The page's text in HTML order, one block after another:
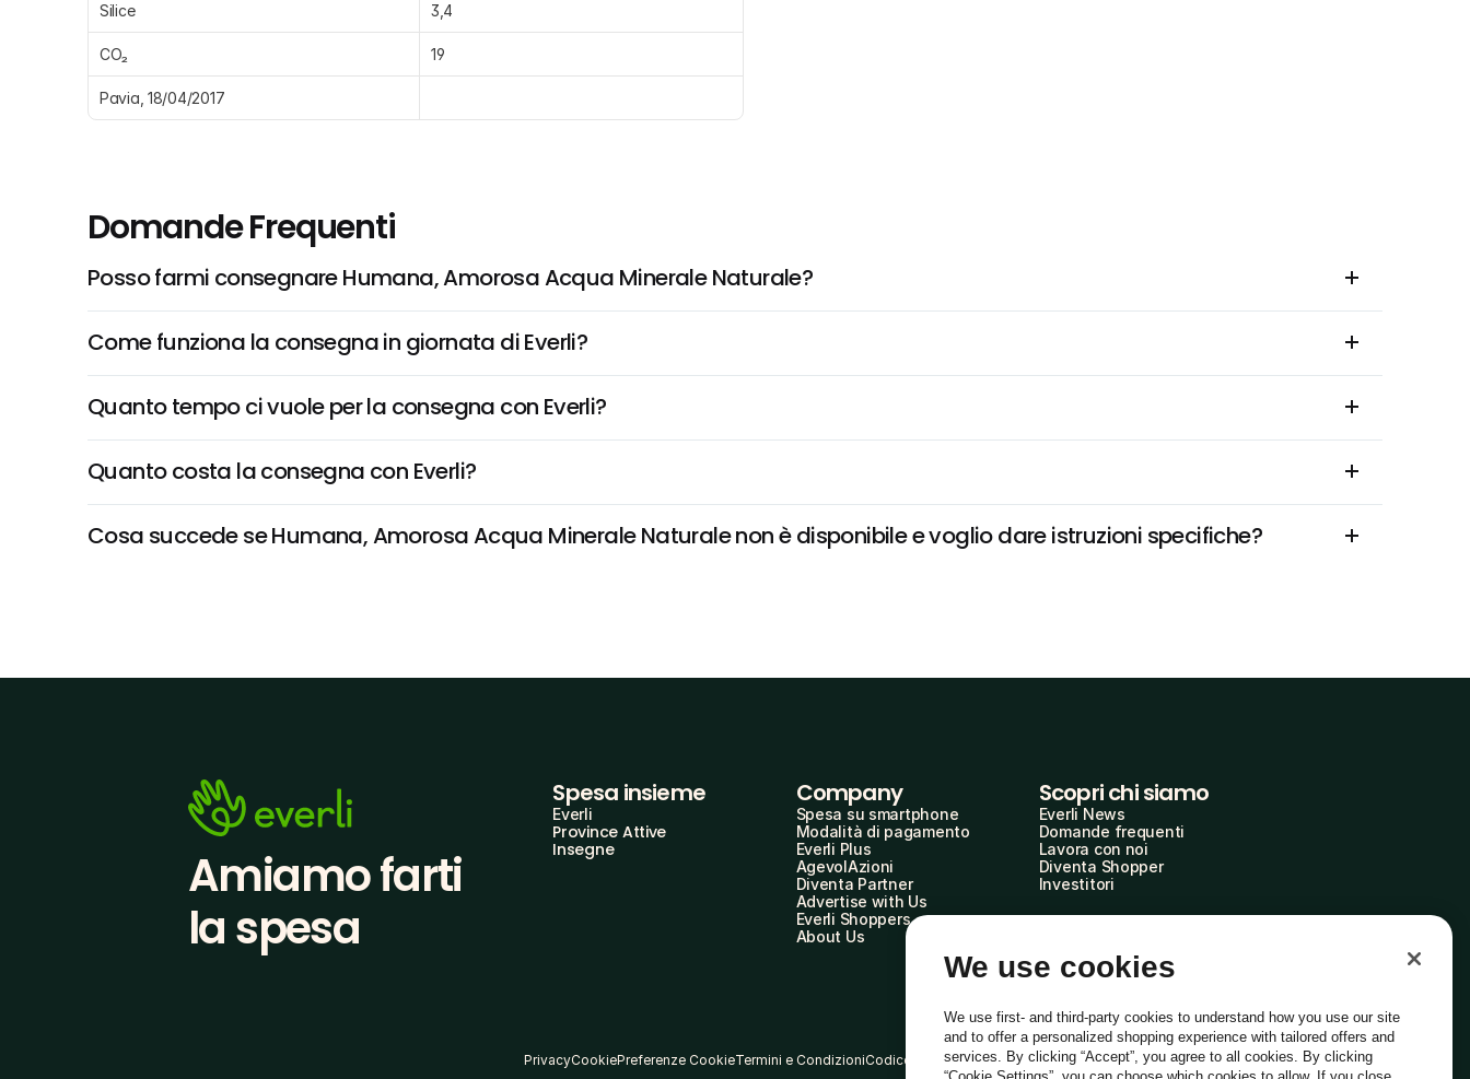
Silice 3,4
CO₂ 19
Pavia, 18/04/2017
Domande Frequenti
Posso farmi consegnare Humana, Amorosa Acqua Minerale Naturale?
Come funziona la consegna in giornata di Everli?
Quanto tempo ci vuole per la consegna con Everli?
Quanto costa la consegna con Everli?
Cosa succede se Humana, Amorosa Acqua Minerale Naturale non è disponibile e voglio dare istruzioni specifiche?
Amiamo farti
la spesa
Spesa insieme
Everli
Province Attive
Insegne
Company
Spesa su smartphone
Modalità di pagamento
Everli Plus
AgevolAzioni
Diventa Partner
Advertise with Us
Everli Shoppers
About Us
Scopri chi siamo
Everli News
Domande frequenti
Lavora con noi
Diventa Shopper
Investitori
PrivacyCookiePreferenze CookieTermini e CondizioniCodice Etico
We use cookies
We use first- and third-party cookies to understand how you use our site
and to offer a personalized shopping experience with tailored offers and
services. By clicking “Accept”, you agree to all cookies. By clicking